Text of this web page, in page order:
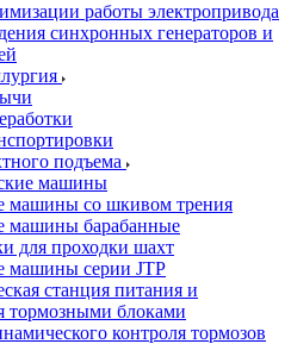
работы электропривода
синхронных генераторов и
подъема
машины
машины со шкивом трения
машины барабанные
для проходки шахт
машины серии JTP
станция питания и
тормозными блоками
контроля тормозов